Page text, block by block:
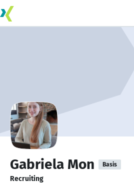
Gabriela Mon Basis
Recruiting